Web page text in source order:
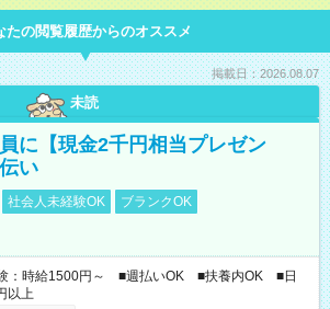
たの閲覧履歴からのオススメ
掲載日：2026.08.07
未読
に【現金2千円相当プレゼン
い
社会人未経験OK
ブランクOK
：時給1500円～ ■週払いOK ■扶養内OK ■日
以上